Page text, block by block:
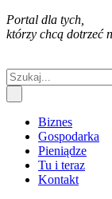
Portal dla tych,
którzy chcą dotrzeć
Biznes
Gospodarka
Pieniądze
Tu i teraz
Kontakt